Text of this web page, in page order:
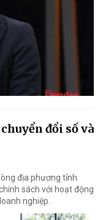
đổi số và
địa phương tỉnh
sách với hoạt động
nghiệp.